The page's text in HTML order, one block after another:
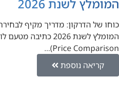
המומלץ לשנת 2026
Price Comparison)…
קריאה נוספת